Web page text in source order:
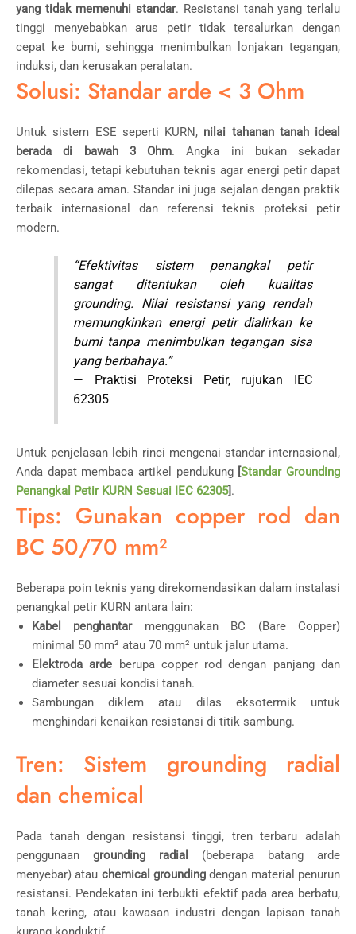
yang tidak memenuhi standar. Resistansi tanah yang terlalu
tinggi menyebabkan arus petir tidak tersalurkan dengan
cepat ke bumi, sehingga menimbulkan lonjakan tegangan,
induksi, dan kerusakan peralatan.
Solusi: Standar arde < 3 Ohm
Untuk sistem ESE seperti KURN, nilai tahanan tanah ideal
berada di bawah 3 Ohm. Angka ini bukan sekadar
rekomendasi, tetapi kebutuhan teknis agar energi petir dapat
dilepas secara aman. Standar ini juga sejalan dengan praktik
terbaik internasional dan referensi teknis proteksi petir
modern.
“Efektivitas sistem penangkal petir
sangat ditentukan oleh kualitas
grounding. Nilai resistansi yang rendah
memungkinkan energi petir dialirkan ke
bumi tanpa menimbulkan tegangan sisa
yang berbahaya.”
— Praktisi Proteksi Petir, rujukan IEC
62305
Untuk penjelasan lebih rinci mengenai standar internasional,
Anda dapat membaca artikel pendukung [Standar Grounding
Penangkal Petir KURN Sesuai IEC 62305] .
Tips: Gunakan copper rod dan
BC 50/70 mm²
Beberapa poin teknis yang direkomendasikan dalam instalasi
penangkal petir KURN antara lain:
Kabel penghantarmenggunakan BC (Bare Copper)
minimal 50 mm² atau 70 mm² untuk jalur utama.
Elektroda arde berupa copper rod dengan panjang dan
diameter sesuai kondisi tanah.
Sambungan diklem atau dilas eksotermik untuk
menghindari kenaikan resistansi di titik sambung.
Tren: Sistem grounding radial
dan chemical
Pada tanah dengan resistansi tinggi, tren terbaru adalah
penggunaan grounding radial
(beberapa batang arde
menyebar) atau chemical grounding dengan material penurun
resistansi. Pendekatan ini terbukti efektif pada area berbatu,
tanah kering, atau kawasan industri dengan lapisan tanah